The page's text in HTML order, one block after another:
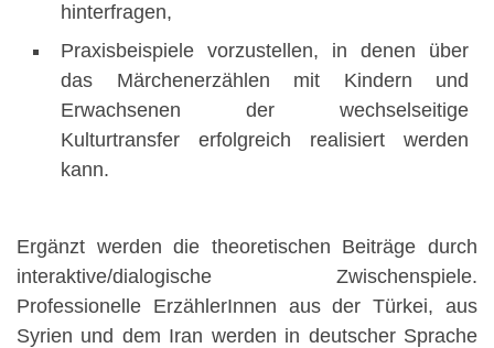
hinterfragen,
Praxisbeispiele vorzustellen, in denen über
das Märchenerzählen mit Kindern und
Erwachsenen der wechselseitige
Kulturtransfer erfolgreich realisiert werden
kann.
Ergänzt werden die theoretischen Beiträge durch
interaktive/dialogische Zwischenspiele.
Professionelle ErzählerInnen aus der Türkei, aus
Syrien und dem Iran werden in deutscher Sprache